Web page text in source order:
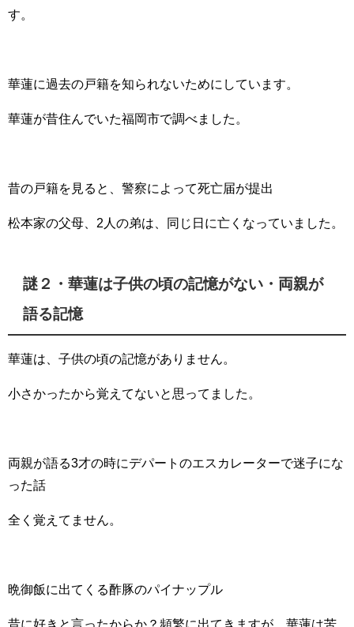
す。
華蓮に過去の戸籍を知られないためにしています。
華蓮が昔住んでいた福岡市で調べました。
昔の戸籍を見ると、警察によって死亡届が提出
松本家の父母、2人の弟は、同じ日に亡くなっていました。
謎２・華蓮は子供の頃の記憶がない・両親が
語る記憶
華蓮は、子供の頃の記憶がありません。
小さかったから覚えてないと思ってました。
両親が語る3才の時にデパートのエスカレーターで迷子にな
った話
全く覚えてません。
晩御飯に出てくる酢豚のパイナップル
昔に好きと言ったからか？頻繁に出てきますが、華蓮は苦